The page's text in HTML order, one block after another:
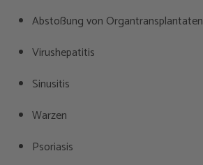
Abstoßung von Organtransplantaten
Virushepatitis
Sinusitis
Warzen
Psoriasis